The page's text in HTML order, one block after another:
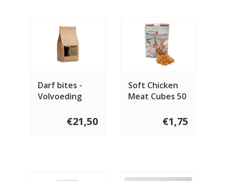
Darf bites -
Volvoeding
€21,50
Soft Chicken
Meat Cubes 50
€1,75